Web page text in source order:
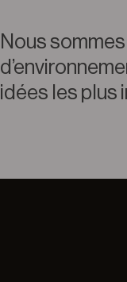
Nous
idées les plus